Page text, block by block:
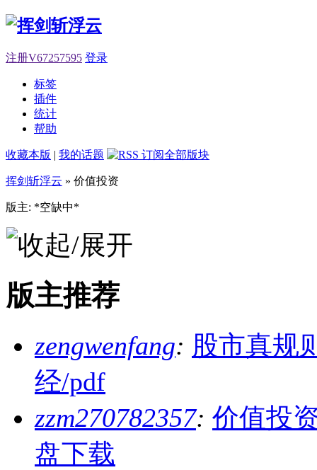
注册V67257595 登录
标签
插件
统计
帮助
收藏本版 | 我的话题
挥剑斩浮云 » 价值投资
版主: *空缺中*
版主推荐
zengwenfang: 股市真规
经/pdf
zzm270782357: 价值投
盘下载